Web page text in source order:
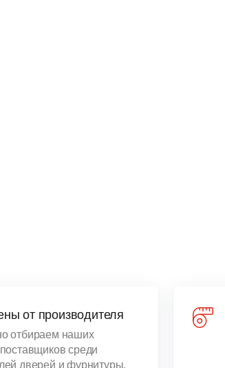
от производителя
отбираем наших
среди
дверей и фурнитуры.